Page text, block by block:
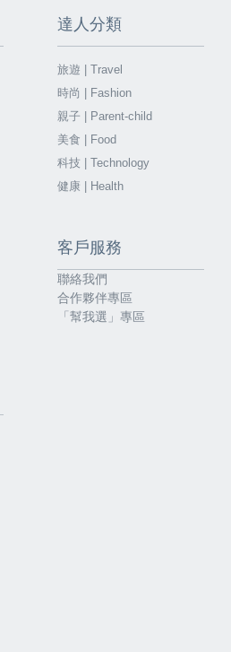
達人分類
旅遊 | Travel
時尚 | Fashion
親子 | Parent-child
美食 | Food
科技 | Technology
健康 | Health
客戶服務
聯絡我們
合作夥伴專區
「幫我選」專區